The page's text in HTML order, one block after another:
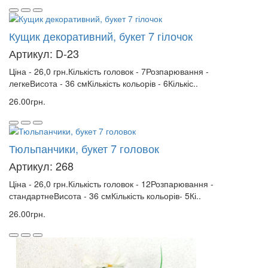
Кущик декоративний, букет 7 гілочок
Артикул: D-23
Ціна - 26,0 грн.Кількість головок - 7Розпарювання -
легкеВисота - 36 смКількість кольорів - 6Кількіс..
26.00грн.
Тюльпанчики, букет 7 головок
Артикул: 268
Ціна - 26,0 грн.Кількість головок - 12Розпарювання -
стандартнеВисота - 36 смКількість кольорів- 5Кі..
26.00грн.